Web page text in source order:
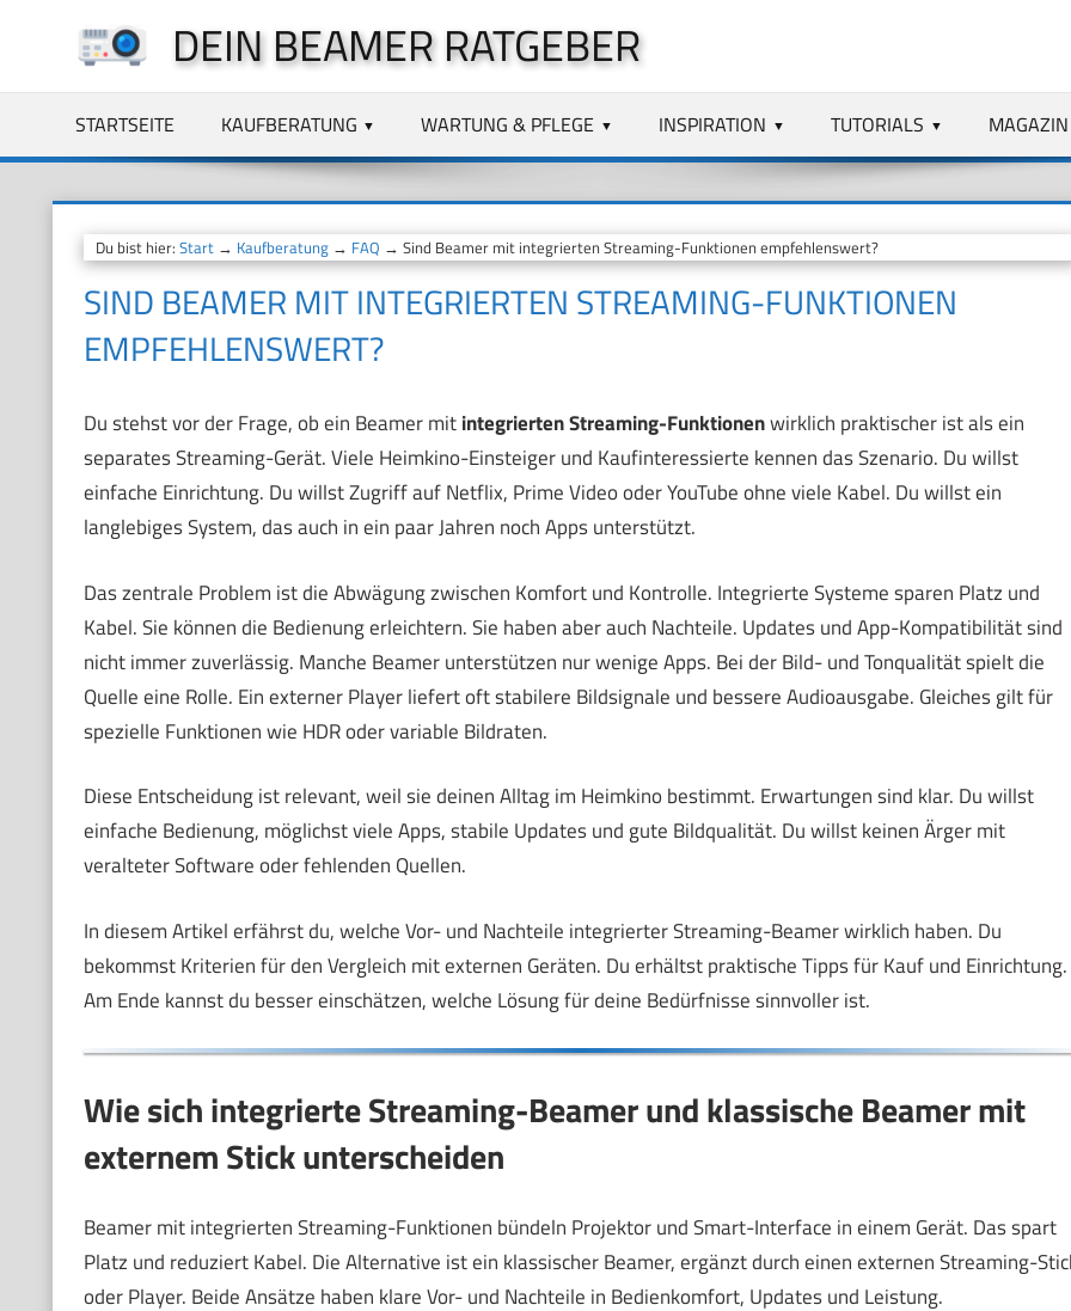
springen
DEIN BEAMER RATGEBER
STARTSEITE KAUFBERATUNG WARTUNG & PFLEGE INSPIRATION TUTORIALS MAGAZIN
Du bist hier: Start→ Kaufberatung→ FAQ → Sind Beamer mit integrierten Streaming-Funktionen empfehlenswert?
SIND BEAMER MIT INTEGRIERTEN STREAMING-FUNKTIONEN
EMPFEHLENSWERT?
Du stehst vor der Frage, ob ein Beamer mitintegrierten Streaming-Funktionenwirklich praktischer ist als ein
separates Streaming-Gerät. Viele Heimkino-Einsteiger und Kaufinteressierte kennen das Szenario. Du willst
einfache Einrichtung. Du willst Zugriff auf Netflix, Prime Video oder YouTube ohne viele Kabel. Du willst ein
langlebiges System, das auch in ein paar Jahren noch Apps unterstützt.
Das zentrale Problem ist die Abwägung zwischen Komfort und Kontrolle. Integrierte Systeme sparen Platz und
Kabel. Sie können die Bedienung erleichtern. Sie haben aber auch Nachteile. Updates und App-Kompatibilität sind
nicht immer zuverlässig. Manche Beamer unterstützen nur wenige Apps. Bei der Bild- und Tonqualität spielt die
Quelle eine Rolle. Ein externer Player liefert oft stabilere Bildsignale und bessere Audioausgabe. Gleiches gilt für
spezielle Funktionen wie HDR oder variable Bildraten.
Diese Entscheidung ist relevant, weil sie deinen Alltag im Heimkino bestimmt. Erwartungen sind klar. Du willst
einfache Bedienung, möglichst viele Apps, stabile Updates und gute Bildqualität. Du willst keinen Ärger mit
veralteter Software oder fehlenden Quellen.
In diesem Artikel erfährst du, welche Vor- und Nachteile integrierter Streaming-Beamer wirklich haben. Du
bekommst Kriterien für den Vergleich mit externen Geräten. Du erhältst praktische Tipps für Kauf und Einrichtung.
Am Ende kannst du besser einschätzen, welche Lösung für deine Bedürfnisse sinnvoller ist.
Wie sich integrierte Streaming-Beamer und klassische Beamer mit
externem Stick unterscheiden
Beamer mit integrierten Streaming-Funktionen bündeln Projektor und Smart-Interface in einem Gerät. Das spart
Platz und reduziert Kabel. Die Alternative ist ein klassischer Beamer, ergänzt durch einen externen Streaming-
oder Player. Beide Ansätze haben klare Vor- und Nachteile in Bedienkomfort, Updates und Leistung.